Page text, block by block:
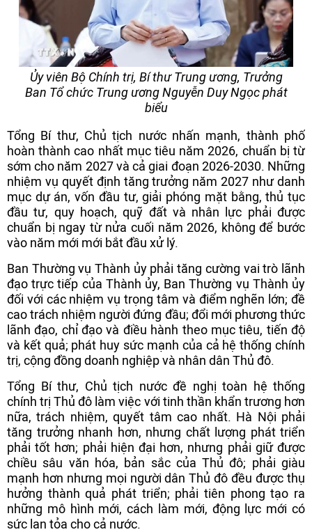
Ủy viên Bộ Chính trị, Bí thư Trung ương, Trưởng
Ban Tổ chức Trung ương Nguyễn Duy Ngọc phát
biểu
Tổng Bí thư, Chủ tịch nước nhấn mạnh, thành phố
hoàn thành cao nhất mục tiêu năm 2026, chuẩn bị từ
sớm cho năm 2027 và cả giai đoạn 2026-2030. Những
nhiệm vụ quyết định tăng trưởng năm 2027 như danh
mục dự án, vốn đầu tư, giải phóng mặt bằng, thủ tục
đầu tư, quy hoạch, quỹ đất và nhân lực phải được
chuẩn bị ngay từ nửa cuối năm 2026, không để bước
vào năm mới mới bắt đầu xử lý.
Ban Thường vụ Thành ủy phải tăng cường vai trò lãnh
đạo trực tiếp của Thành ủy, Ban Thường vụ Thành ủy
đối với các nhiệm vụ trọng tâm và điểm nghẽn lớn; đề
cao trách nhiệm người đứng đầu; đổi mới phương thức
lãnh đạo, chỉ đạo và điều hành theo mục tiêu, tiến độ
và kết quả; phát huy sức mạnh của cả hệ thống chính
trị, cộng đồng doanh nghiệp và nhân dân Thủ đô.
Tổng Bí thư, Chủ tịch nước đề nghị toàn hệ thống
chính trị Thủ đô làm việc với tinh thần khẩn trương hơn
nữa, trách nhiệm, quyết tâm cao nhất. Hà Nội phải
tăng trưởng nhanh hơn, nhưng chất lượng phát triển
phải tốt hơn; phải hiện đại hơn, nhưng phải giữ được
chiều sâu văn hóa, bản sắc của Thủ đô; phải giàu
mạnh hơn nhưng mọi người dân Thủ đô đều được thụ
hưởng thành quả phát triển; phải tiên phong tạo ra
những mô hình mới, cách làm mới, động lực mới có
sức lan tỏa cho cả nước.